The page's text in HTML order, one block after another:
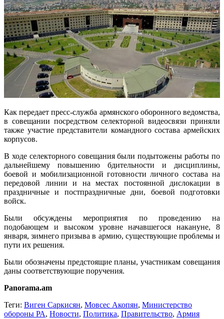
Как передает пресс-служба армянского оборонного ведомства,
в совещании посредством селекторной видеосвязи приняли
также участие представители командного состава армейских
корпусов.
В ходе селекторного совещания были подытожены работы по
дальнейшему повышению бдительности и дисциплины,
боевой и мобилизационной готовности личного состава на
передовой линии и на местах постоянной дислокации в
праздничные и постпраздничные дни, боевой подготовки
войск.
Были обсуждены мероприятия по проведению на
подобающем и высоком уровне начавшегося накануне, 8
января, зимнего призыва в армию, существующие проблемы и
пути их решения.
Были обозначены предстоящие планы, участникам совещания
даны соответствующие поручения.
Panorama.am
Теги: Виген Саркисян, Мовсес Акопян, Министерство
обороны РА, Новости, Политика, Правительство, Армия